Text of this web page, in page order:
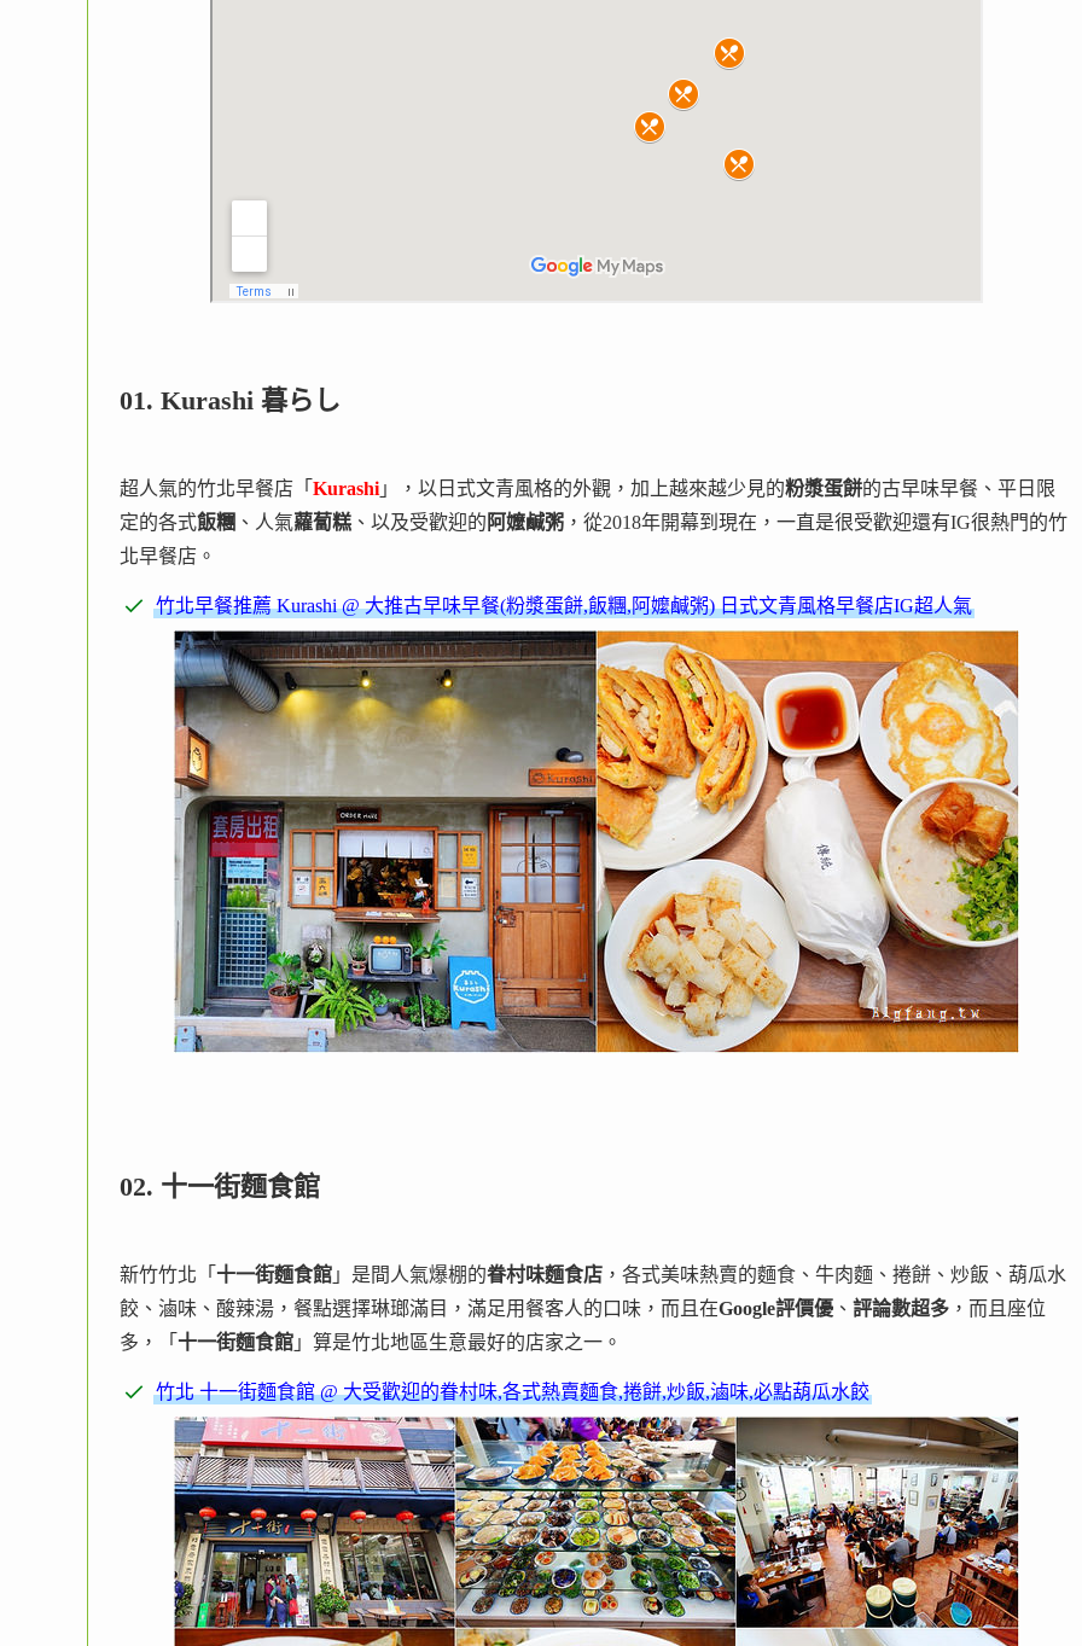
01. Kurashi 暮らし
超人氣的竹北早餐店「 Kurashi 」，以日式文青風格的外觀，加上越來越少見的粉漿蛋餅的古早味早餐、平日限
定的各式飯糰 、人氣蘿蔔糕 、以及受歡迎的 阿嬤鹹粥 ，從2018年開幕到現在，一直是很受歡迎還有IG很熱門的竹
北早餐店。
竹北早餐推薦 Kurashi @ 大推古早味早餐(粉漿蛋餅,飯糰,阿嬤鹹粥) 日式文青風格早餐店IG超人氣
02. 十一街麵食館
新竹竹北「 十一街麵食館 」是間人氣爆棚的眷村味麵食店 ，各式美味熱賣的麵食、牛肉麵、捲餅、炒飯、葫瓜水
餃、滷味、酸辣湯，餐點選擇琳瑯滿目，滿足用餐客人的口味，而且在Google評價優 、 評論數超多 ，而且座位
多，「 十一街麵食館 」算是竹北地區生意最好的店家之一。
竹北 十一街麵食館 @ 大受歡迎的眷村味,各式熱賣麵食,捲餅,炒飯,滷味,必點葫瓜水餃